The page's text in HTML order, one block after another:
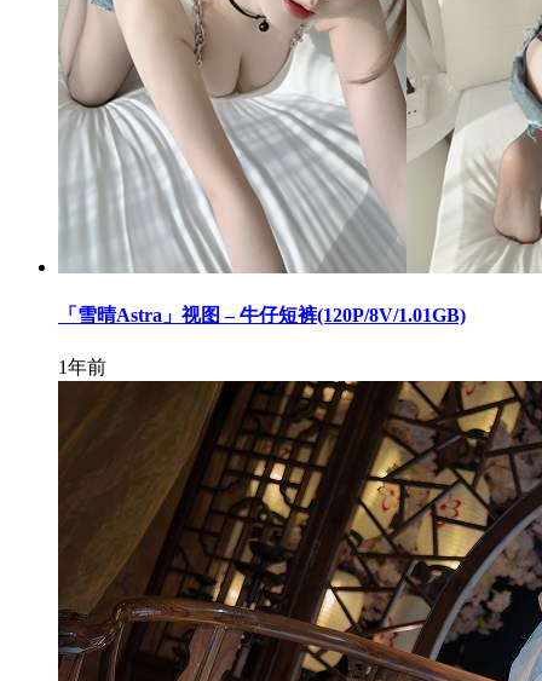
「雪晴Astra」视图 – 牛仔短裤(120P/8V/1.01GB)
1年前